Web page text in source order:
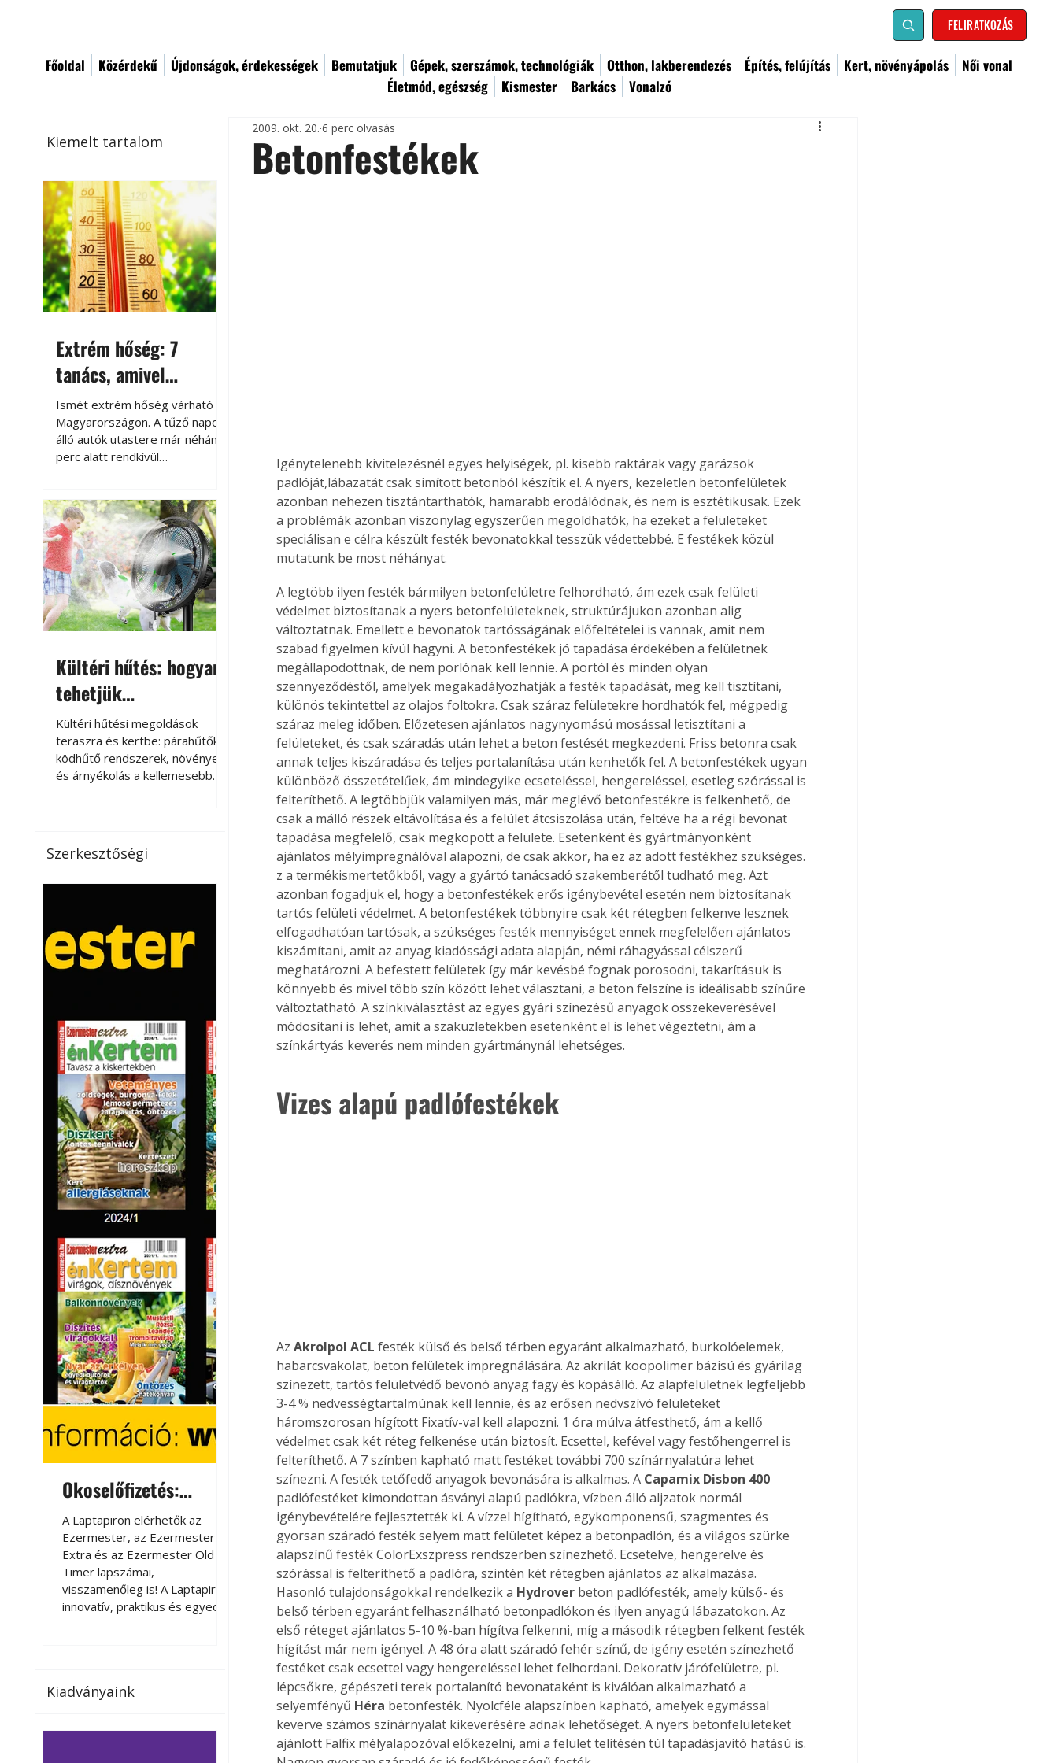
FELIRATKOZÁS
Főoldal Közérdekű Újdonságok, érdekességek Bemutatjuk Gépek, szerszámok, technológiák Otthon, lakberendezés Építés, felújítás Kert, növényápolás
Női vonal
Életmód, egészség
Kismester Barkács Vonalzó
Kiemelt tartalom
Extrém hőség: 7
tanács, amivel
megóvhatjuk
autónkat a nyári
károktól
Ismét extrém hőség várható
Magyarországon. A tűző napon
álló autók utastere már néhány
perc alatt rendkívül
megközelítheti. Ez nemcsak a
beszállást teszi kellemetlenné,
hanem az autó állapotára és a
benne hagyott tárgyakra is
káros hatással lehet. Néhány
egyszerű óvintézkedéssel
azonban jelentősen
csökkenthetjük a hőség káros
Kültéri hűtés: hogyan
tehetjük
kellemesebbé a
teraszt és a kertet?
Kültéri hűtési megoldások
teraszra és kertbe: párahűtők,
ködhűtő rendszerek, növények
és árnyékolás a kellemesebb
jelentőséget kapott, ahogy a
nyári hőhullámok gyakoribbá és
a megoldást a meleg ellen, ma
már egyre többen keresnek
olyan kültéri hűtési
vendégl
Szerkesztőségi
Okoselőfizetés:
Ezermester Extra
A Laptapiron elérhetők az
Ezermester, az Ezermester
Extra és az Ezermester Old
Timer lapszámai,
visszamenőleg is! A Laptapir új,
innovatív, praktikus és egyedi
az otthonában, útközben vagy
elérhetők lapszámaink. Bárhol,
Okoselőfizetés
A Laptapiron elérhetők az
Ezermester, az Ezermester
Extra és az Ezermester Old
Timer lapszámai,
visszamenőleg is! A Laptapir új,
innovatív, praktikus és egyedi
megoldás a nyomtatott
magazinok digitális olvasására
számítógépen, okostelefonon
vagy táblagépen. Kényelmesen
az otthonában, útközben vagy
nyaralás, pihenés alatt is
elérhetők lapszámaink. Bárhol,
bármikor, akár külföldön élve
Együtt jobban megéri!
Bővebb információ itt!
Együtt jobban megéri! A
könyvek tetszőleges
párosítással kedvezményes
áron, 0 Ft postaköltséggel
megrendelhetők!
Kiadványaink
Betonfestékek
2009. okt. 20. 6 perc olvasás
Igénytelenebb kivitelezésnél egyes helyiségek, pl. kisebb raktárak vagy garázsok
padlóját,lábazatát csak simított betonból készítik el. A nyers, kezeletlen betonfelületek
azonban nehezen tisztántarthatók, hamarabb erodálódnak, és nem is esztétikusak. Ezek
a problémák azonban viszonylag egyszerűen megoldhatók, ha ezeket a felületeket
speciálisan e célra készült festék bevonatokkal tesszük védettebbé. E festékek közül
mutatunk be most néhányat.
A legtöbb ilyen festék bármilyen betonfelületre felhordható, ám ezek csak felületi
védelmet biztosítanak a nyers betonfelületeknek, struktúrájukon azonban alig
változtatnak. Emellett e bevonatok tartósságának előfeltételei is vannak, amit nem
szabad figyelmen kívül hagyni. A betonfestékek jó tapadása érdekében a felületnek
megállapodottnak, de nem porlónak kell lennie. A portól és minden olyan
szennyeződéstől, amelyek megakadályozhatják a festék tapadását, meg kell tisztítani,
különös tekintettel az olajos foltokra. Csak száraz felületekre hordhatók fel, mégpedig
száraz meleg időben. Előzetesen ajánlatos nagynyomású mosással letisztítani a
felületeket, és csak száradás után lehet a beton festését megkezdeni. Friss betonra csak
annak teljes kiszáradása és teljes portalanítása után kenhetők fel. A betonfestékek ugyan
különböző összetételűek, ám mindegyike ecseteléssel, hengereléssel, esetleg szórással is
felteríthető. A legtöbbjük valamilyen más, már meglévő betonfestékre is felkenhető, de
csak a málló részek eltávolítása és a felület átcsiszolása után, feltéve ha a régi bevonat
tapadása megfelelő, csak megkopott a felülete. Esetenként és gyártmányonként
ajánlatos mélyimpregnálóval alapozni, de csak akkor, ha ez az adott festékhez szükséges.
z a termékismertetőkből, vagy a gyártó tanácsadó szakemberétől tudható meg. Azt
azonban fogadjuk el, hogy a betonfestékek erős igénybevétel esetén nem biztosítanak
tartós felületi védelmet. A betonfestékek többnyire csak két rétegben felkenve lesznek
elfogadhatóan tartósak, a szükséges festék mennyiséget ennek megfelelően ajánlatos
kiszámítani, amit az anyag kiadóssági adata alapján, némi ráhagyással célszerű
meghatározni. A befestett felületek így már kevésbé fognak porosodni, takarításuk is
könnyebb és mivel több szín között lehet választani, a beton felszíne is ideálisabb színűre
változtatható. A színkiválasztást az egyes gyári színezésű anyagok összekeverésével
módosítani is lehet, amit a szaküzletekben esetenként el is lehet végeztetni, ám a
színkártyás keverés nem minden gyártmánynál lehetséges.
Vizes alapú padlófestékek
Az Akrolpol ACL festék külső és belső térben egyaránt alkalmazható, burkolóelemek,
habarcsvakolat, beton felületek impregnálására. Az akrilát koopolimer bázisú és gyárilag
színezett, tartós felületvédő bevonó anyag fagy és kopásálló. Az alapfelületnek legfeljebb
3-4 % nedvességtartalmúnak kell lennie, és az erősen nedvszívó felületeket
háromszorosan hígított Fixatív-val kell alapozni. 1 óra múlva átfesthető, ám a kellő
védelmet csak két réteg felkenése után biztosít. Ecsettel, kefével vagy festőhengerrel is
felteríthető. A 7 színben kapható matt festéket további 700 színárnyalatúra lehet
színezni. A festék tetőfedő anyagok bevonására is alkalmas. A Capamix Disbon 400
padlófestéket kimondottan ásványi alapú padlókra, vízben álló aljzatok normál
igénybevételére fejlesztették ki. A vízzel hígítható, egykomponensű, szagmentes és
gyorsan száradó festék selyem matt felületet képez a betonpadlón, és a világos szürke
alapszínű festék ColorExszpress rendszerben színezhető. Ecsetelve, hengerelve és
szórással is felteríthető a padlóra, szintén két rétegben ajánlatos az alkalmazása.
Hasonló tulajdonságokkal rendelkezik a Hydrover beton padlófesték, amely külső- és
belső térben egyaránt felhasználható betonpadlókon és ilyen anyagú lábazatokon. Az
első réteget ajánlatos 5-10 %-ban hígítva felkenni, míg a második rétegben felkent festék
hígítást már nem igényel. A 48 óra alatt száradó fehér színű, de igény esetén színezhető
festéket csak ecsettel vagy hengereléssel lehet felhordani. Dekoratív járófelületre, pl.
lépcsőkre, gépészeti terek portalanító bevonataként is kiválóan alkalmazható a
selyemfényű Héra betonfesték. Nyolcféle alapszínben kapható, amelyek egymással
keverve számos színárnyalat kikeverésére adnak lehetőséget. A nyers betonfelületeket
ajánlott Falfix mélyalapozóval előkezelni, ami a felület telítésén túl tapadásjavító hatású is.